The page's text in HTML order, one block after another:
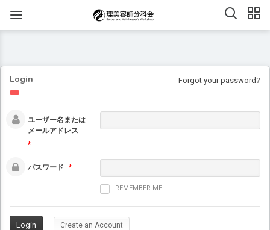
Login Forgot your password?
ユーザー名または
メールアドレス
*
パスワード *
REMEMBER ME
Create an Account